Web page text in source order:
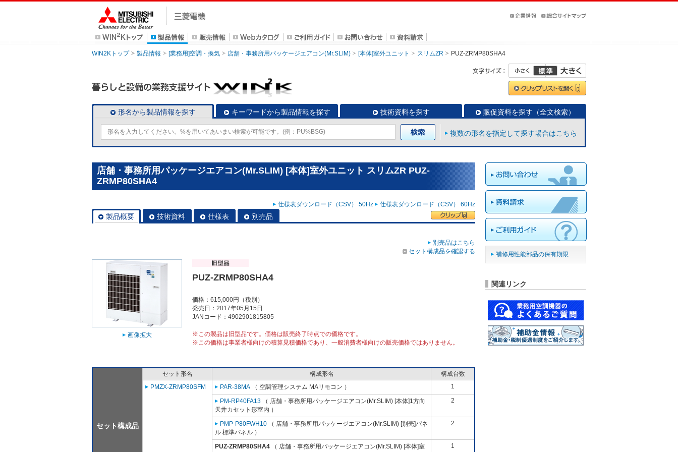
WIN2Kトップ 製品情報 [業務用]空調・換気 店舗・事務所用パッケージエアコン(Mr.SLIM) [本体]室外ユニット スリムZR PUZ-ZRMP80SHA4
形名から製品情報を探す キーワードから製品情報を探す 技術資料を探す 販促資料を探す（全文検索）
複数の形名を指定して探す場合はこちら
店舗・事務所用パッケージエアコン(Mr.SLIM) [本体]室外ユニット スリムZR PUZ-
ZRMP80SHA4
仕様表ダウンロード（CSV） 50Hz 仕様表ダウンロード（CSV） 60Hz
製品概要 技術資料 仕様表 別売品
別売品はこちら
セット構成品を確認する
画像拡大
PUZ-ZRMP80SHA4
価格：615,000円（税別）
発売日：2017年05月15日
JANコード：4902901815805
※この製品は旧型品です。価格は販売終了時点での価格です。
※この価格は事業者様向けの積算見積価格であり、一般消費者様向けの販売価格ではありません。
セット構成品
セット形名 構成形名
構成台数
PMZX-ZRMP80SFM
PAR-38MA （ 空調管理システム MAリモコン ） 1
PM-RP40FA13 （ 店舗・事務所用パッケージエアコン(Mr.SLIM) [本体]1方向
天井カセット形室内 ）
2
PMP-P80FWH10 （ 店舗・事務所用パッケージエアコン(Mr.SLIM) [別売]パネ
ル 標準パネル ）
2
PUZ-ZRMP80SHA4 （ 店舗・事務所用パッケージエアコン(Mr.SLIM) [本体]室
1
補修用性能部品の保有期限
関連リンク